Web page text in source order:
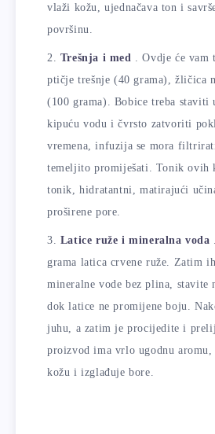
vlaži kožu, ujednačava ton i
površinu.
Trešnja i med
. Ovdje će vam
ptičje trešnje (40 grama), žličica
(100 grama). Bobice treba staviti
kipuću vodu i čvrsto zatvoriti
vremena, infuzija se mora
temeljito promiješati. Tonik ovih
tonik, hidratantni, matirajući
proširene pore.
Latice ruže i mineralna voda
grama latica crvene ruže. Zatim
mineralne vode bez plina, stavite
dok latice ne promijene boju.
juhu, a zatim je procijedite i
proizvod ima vrlo ugodnu aromu,
kožu i izglađuje bore.